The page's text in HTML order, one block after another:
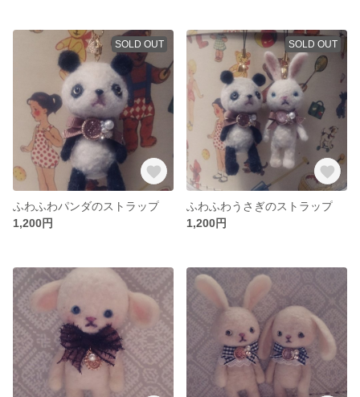
SOLD OUT
ふわふわパンダのストラップ
1,200円
SOLD OUT
ふわふわうさぎのストラップ
1,200円